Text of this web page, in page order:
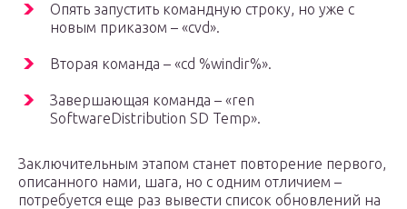
Опять запустить командную строку, но уже с
новым приказом – «cvd».
Вторая команда – «cd %windir%».
Завершающая команда – «ren
SoftwareDistribution SD Temp».
Заключительным этапом станет повторение первого,
описанного нами, шага, но с одним отличием –
потребуется еще раз вывести список обновлений на